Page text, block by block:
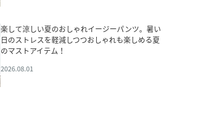
楽して涼しい夏のおしゃれイージーパンツ。暑い
日のストレスを軽減しつつおしゃれも楽しめる夏
のマストアイテム！
2026.08.01